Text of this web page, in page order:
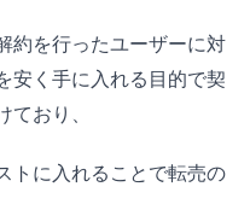
約を行ったユーザーに対
安く手に入れる目的で契
おり、
トに入れることで転売の